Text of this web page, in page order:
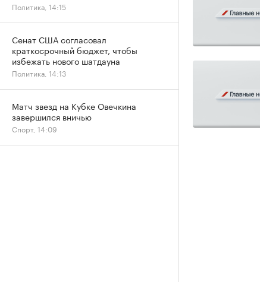
Политика, 14:15
Сенат США согласовал
краткосрочный бюджет, чтобы
избежать нового шатдауна
Политика, 14:13
Матч звезд на Кубке Овечкина
завершился вничью
Спорт, 14:09